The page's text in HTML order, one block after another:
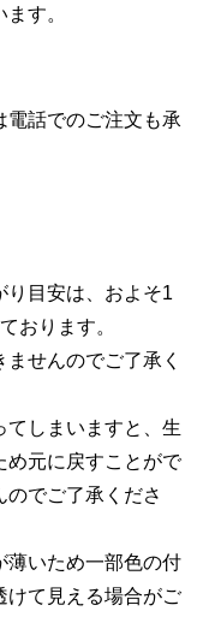
す。
電話でのご注文も承
り目安は、およそ1
おります。
せんのでご了承く
てしまいますと、生
め元に戻すことがで
のでご了承くださ
薄いため一部色の付
けて見える場合がご